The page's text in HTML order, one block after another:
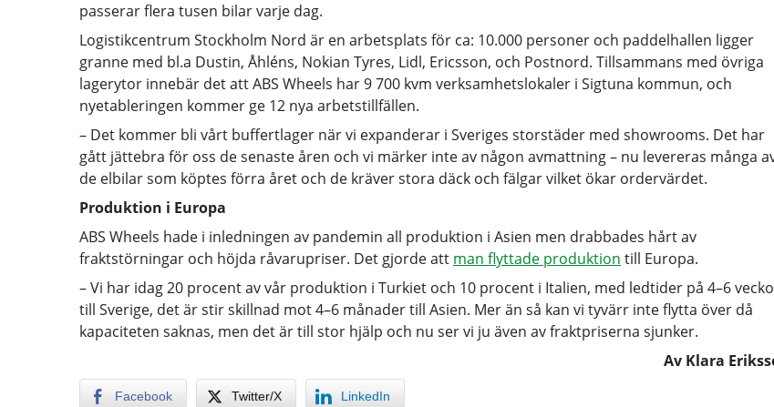
passerar flera tusen bilar varje dag.
Logistikcentrum Stockholm Nord är en arbetsplats för ca: 10.000 personer och paddelhallen ligger
granne med bl.a Dustin, Åhléns, Nokian Tyres, Lidl, Ericsson, och Postnord. Tillsammans med övriga
lagerytor innebär det att ABS Wheels har 9 700 kvm verksamhetslokaler i Sigtuna kommun, och
nyetableringen kommer ge 12 nya arbetstillfällen.
– Det kommer bli vårt buffertlager när vi expanderar i Sveriges storstäder med showrooms. Det har
gått jättebra för oss de senaste åren och vi märker inte av någon avmattning – nu levereras många
de elbilar som köptes förra året och de kräver stora däck och fälgar vilket ökar ordervärdet.
Produktion i Europa
ABS Wheels hade i inledningen av pandemin all produktion i Asien men drabbades hårt av
fraktstörningar och höjda råvarupriser. Det gjorde att man flyttade produktion till Europa.
– Vi har idag 20 procent av vår produktion i Turkiet och 10 procent i Italien, med ledtider på 4–6
till Sverige, det är stir skillnad mot 4–6 månader till Asien. Mer än så kan vi tyvärr inte flytta över då
kapaciteten saknas, men det är till stor hjälp och nu ser vi ju även av fraktpriserna sjunker.
Av Klara
Facebook Twitter/X LinkedIn